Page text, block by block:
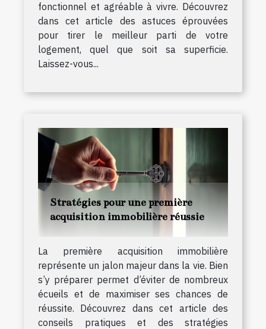
fonctionnel et agréable à vivre. Découvrez
dans cet article des astuces éprouvées
pour tirer le meilleur parti de votre
logement, quel que soit sa superficie.
Laissez-vous...
Stratégies pour une première
acquisition immobilière réussie
La première acquisition immobilière
représente un jalon majeur dans la vie. Bien
s’y préparer permet d’éviter de nombreux
écueils et de maximiser ses chances de
réussite. Découvrez dans cet article des
conseils pratiques et des stratégies